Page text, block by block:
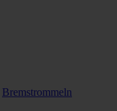
Bremstrommeln